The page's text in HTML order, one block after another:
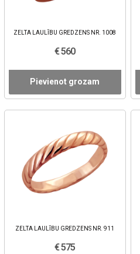
ZELTA LAULĪBU GREDZENS NR. 1008
€ 560
Pievienot grozam
ZELTA LAULĪBU GREDZENS NR. 911
€ 575